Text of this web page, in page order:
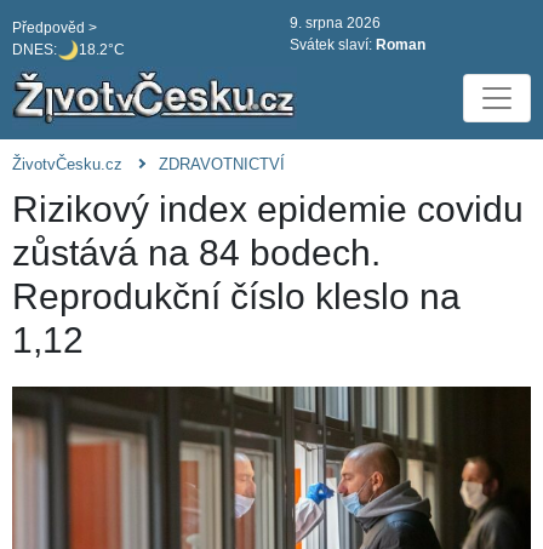
DNES: 18.2°C
Předpověd >
9. srpna 2026
Svátek slaví: Roman
ŽivotvČesku.cz ZDRAVOTNICTVÍ
Rizikový index epidemie covidu
zůstává na 84 bodech.
Reprodukční číslo kleslo na
1,12